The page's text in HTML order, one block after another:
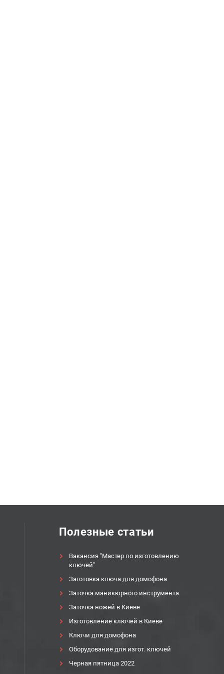
Полезные статьи
Вакансия "Мастер по изготовлению
ключей"
Заготовка ключа для домофона
Заточка маникюрного инструмента
Заточка ножей в Киеве
Изготовление ключей в Киеве
Ключи для домофона
Оборудование для изгот. ключей
Черная пятница 2022